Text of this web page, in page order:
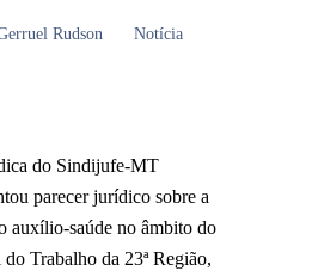
Rudson Notícia
do Sindijufe-MT
parecer jurídico sobre a
auxílio-saúde no âmbito do
Trabalho da 23ª Região,